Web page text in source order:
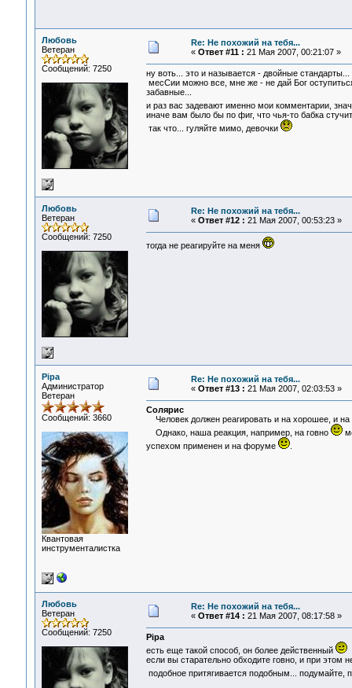
Любовь
Ветеран
Сообщений: 7250
Re: Не похожий на тебя...
« Ответ #11 : 21 Мая 2007, 00:21:07 »
ну воть... это и называется - двойные стандарты...
месСии можно все, мне же - не дай Бог
забавные...
и раз вас задевают именно мои комментарии,
иначе вам было бы по фиг, что чья-то бабка
так что... гуляйте мимо, девочки
Любовь
Ветеран
Сообщений: 7250
Re: Не похожий на тебя...
« Ответ #12 : 21 Мая 2007, 00:53:23 »
тогда не реагируйте на меня
Pipa
Администратор
Ветеран
Сообщений: 3660
Квантовая
инструменталистка
Re: Не похожий на тебя...
« Ответ #13 : 21 Мая 2007, 02:03:53 »
Солярис
Человек должен реагировать и на хорошее, и на
Однако, наша реакция, например, на говно
успехом применен и на форуме
.
Любовь
Ветеран
Сообщений: 7250
Re: Не похожий на тебя...
« Ответ #14 : 21 Мая 2007, 08:17:58 »
Pipa
есть еще такой способ, он более действенный
если вы старательно обходите говно, и при этом
подобное притягивается подобным...